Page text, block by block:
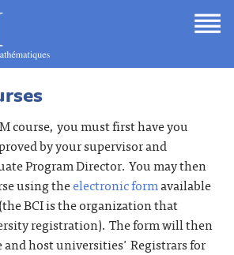
course, you must first have you
by your supervisor and
Program Director. You may then
using theelectronic formavailable
BCI is the organization that
registration). The form will then
and host universities' Registrars for